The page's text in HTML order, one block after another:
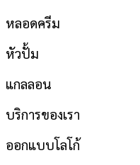
หลอดครีม
หัวปั้ม
แกลลอน
บริการของเรา
ออกแบบโลโก้